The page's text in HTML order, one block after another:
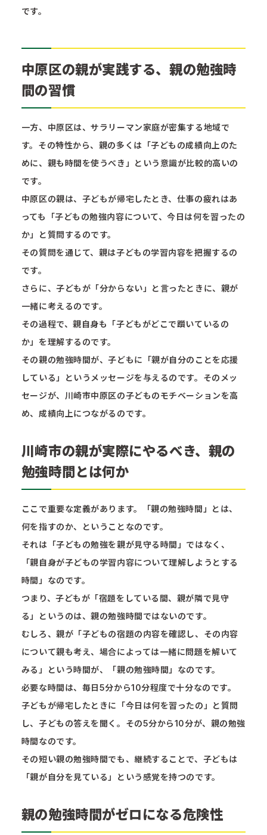
です。
中原区の親が実践する、親の勉強時
間の習慣
一方、中原区は、サラリーマン家庭が密集する地域で
す。その特性から、親の多くは「子どもの成績向上のた
めに、親も時間を使うべき」という意識が比較的高いの
です。
中原区の親は、子どもが帰宅したとき、仕事の疲れはあ
っても「子どもの勉強内容について、今日は何を習ったの
か」と質問するのです。
その質問を通じて、親は子どもの学習内容を把握するの
です。
さらに、子どもが「分からない」と言ったときに、親が
一緒に考えるのです。
その過程で、親自身も「子どもがどこで躓いているの
か」を理解するのです。
その親の勉強時間が、子どもに「親が自分のことを応援
している」というメッセージを与えるのです。そのメッ
セージが、川崎市中原区の子どものモチベーションを高
め、成績向上につながるのです。
川崎市の親が実際にやるべき、親の
勉強時間とは何か
ここで重要な定義があります。「親の勉強時間」とは、
何を指すのか、ということなのです。
それは「子どもの勉強を親が見守る時間」ではなく、
「親自身が子どもの学習内容について理解しようとする
時間」なのです。
つまり、子どもが「宿題をしている間、親が隣で見守
る」というのは、親の勉強時間ではないのです。
むしろ、親が「子どもの宿題の内容を確認し、その内容
について親も考え、場合によっては一緒に問題を解いて
みる」という時間が、「親の勉強時間」なのです。
必要な時間は、毎日5分から10分程度で十分なのです。
子どもが帰宅したときに「今日は何を習ったの」と質問
し、子どもの答えを聞く。その5分から10分が、親の勉強
時間なのです。
その短い親の勉強時間でも、継続することで、子どもは
「親が自分を見ている」という感覚を持つのです。
親の勉強時間がゼロになる危険性